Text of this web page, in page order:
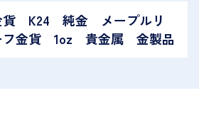
貨 K24 純金 メープルリ
フ金貨 1oz 貴金属 金製品